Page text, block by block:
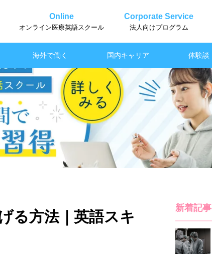
Online
オンライン医療英語スクール
Corporate Service
法人向けプログラム
海外で働く 国内キャリア 体験談
る方法｜英語スキ
新着記事